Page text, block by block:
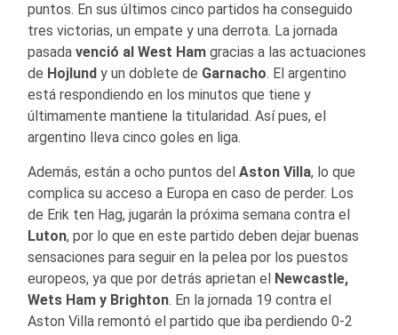
puntos. En sus últimos cinco partidos ha conseguido
tres victorias, un empate y una derrota. La jornada
pasada venció al West Ham gracias a las actuaciones
de Hojlund y un doblete de Garnacho. El argentino
está respondiendo en los minutos que tiene y
últimamente mantiene la titularidad. Así pues, el
argentino lleva cinco goles en liga.
Además, están a ocho puntos del Aston Villa, lo que
complica su acceso a Europa en caso de perder. Los
de Erik ten Hag, jugarán la próxima semana contra el
Luton, por lo que en este partido deben dejar buenas
sensaciones para seguir en la pelea por los puestos
europeos, ya que por detrás aprietan el
Newcastle,
Wets Ham y Brighton. En la jornada 19 contra el
Aston Villa remontó el partido que iba perdiendo 0-2